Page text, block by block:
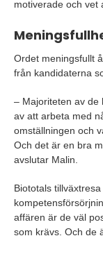
motiverade och vet
Ordet meningsfullt
från kandidaterna
– Majoriteten av de
av att arbeta med
omställningen och
Och det är en bra
avslutar Malin.
Biototals
affären är de väl
som krävs. Och de